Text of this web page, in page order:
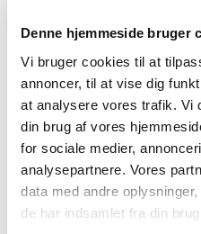
Denne hjemmeside bruger
Vi bruger cookies til at
annoncer, til at vise dig
at analysere vores trafik. Vi
din brug af vores
for sociale medier,
analysepartnere. Vores
data med andre
de har indsamlet fra din